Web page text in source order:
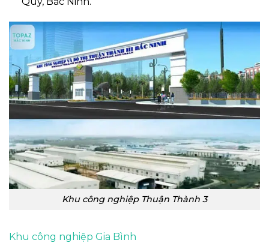
Khu công nghiệp Thuận Thành 3
Khu công nghiệp Gia Bình